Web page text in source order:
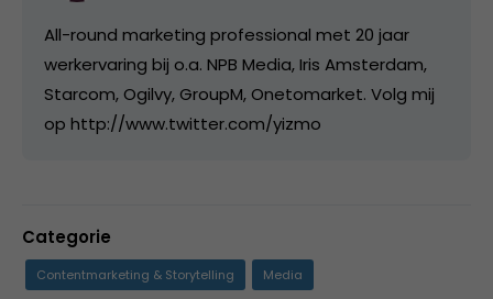
All-round marketing professional met 20 jaar
werkervaring bij o.a. NPB Media, Iris Amsterdam,
Starcom, Ogilvy, GroupM, Onetomarket. Volg mij
op http://www.twitter.com/yizmo
Categorie
Contentmarketing & Storytelling Media